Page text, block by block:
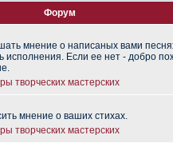
Форум
мнение о написаных вами
исполнения. Если ее нет - добро
творческих мастерских
мнение о ваших стихах.
творческих мастерских